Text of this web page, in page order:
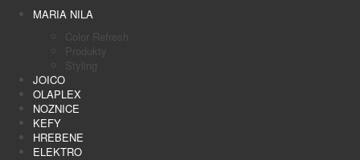
MARIA NILA
Color Refresh
Produkty
Styling
JOICO
OLAPLEX
NOZNICE
KEFY
HREBENE
ELEKTRO